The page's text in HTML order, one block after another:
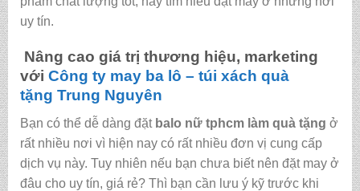
uy tín.
Nâng cao giá trị thương hiệu, marketing
với Công ty may ba lô – túi xách quà
tặng Trung Nguyên
Bạn có thể dễ dàng đặt balo nữ tphcm làm quà tặng ở
rất nhiều nơi vì hiện nay có rất nhiều đơn vị cung cấp
dịch vụ này. Tuy nhiên nếu bạn chưa biết nên đặt may ở
đâu cho uy tín, giá rẻ? Thì bạn cần lưu ý kỹ trước khi